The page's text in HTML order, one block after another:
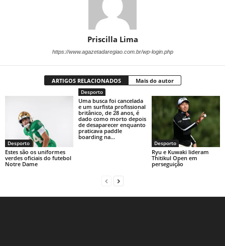
Priscilla Lima
https://www.agazetadaregiao.com.br/wp-login.php
ARTIGOS RELACIONADOS Mais do autor
Desporto
Estes são os uniformes
verdes oficiais do futebol
Notre Dame
Desporto
Uma busca foi cancelada
e um surfista profissional
britânico, de 28 anos, é
dado como morto depois
de desaparecer enquanto
praticava paddle
boarding na...
Desporto
Ryu e Kuwaki lideram
Thitikul Open em
perseguição